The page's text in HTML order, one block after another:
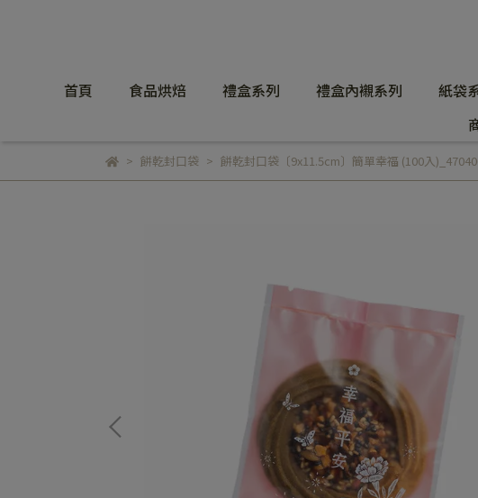
首頁 食品烘焙 禮盒系列 禮盒內襯系列 紙袋
餅乾封口袋 餅乾封口袋〔9x11.5cm〕簡單幸福 (100入